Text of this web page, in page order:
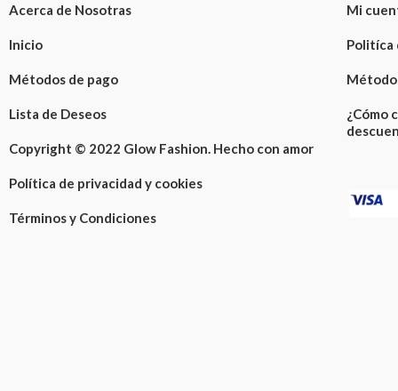
Acerca de Nosotras
Inicio
Métodos de pago
Lista de Deseos
Copyright © 2022 Glow Fashion. Hecho con amor
Política de privacidad y cookies
Términos y Condiciones
Mi
Politíca
¿Cómo